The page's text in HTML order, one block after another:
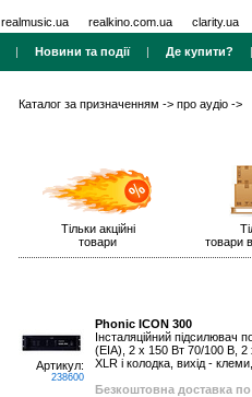
realmusic.ua realkino.com.ua clarity.ua
| Новини та події| Де купити?
Каталог за призначенням -> про аудіо ->
Тільки акційні
товари
товари
Артикул:
238600
Phonic ICON 300
Інсталяційний
(EIA), 2 х 150 Вт 70/100 В,
XLR і колодка, вихід -
Безкоштовна доставка по